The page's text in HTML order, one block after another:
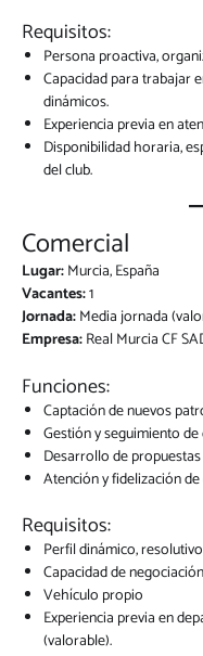
Requisitos:
Persona proactiva,
Capacidad para trabajar
dinámicos.
Experiencia previa en
Disponibilidad horaria,
del club.
Comercial
Lugar:Murcia, España
Vacantes:1
Jornada:Media jornada
Empresa:Real Murcia CF
Funciones:
Captación de nuevos
Gestión y seguimiento
Desarrollo de
Atención y fidelización
Requisitos:
Perfil dinámico,
Capacidad de
Vehículo propio
Experiencia previa en
(valorable).